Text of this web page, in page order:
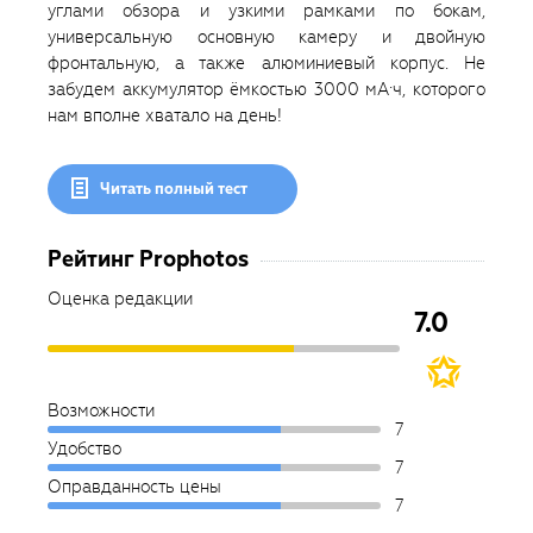
углами обзора и узкими рамками по бокам,
универсальную основную камеру и двойную
фронтальную, а также алюминиевый корпус. Не
забудем аккумулятор ёмкостью 3000 мА·ч, которого
нам вполне хватало на день!
Читать полный тест
Рейтинг Prophotos
Оценка редакции
7.0
Возможности
7
Удобство
7
Оправданность цены
7